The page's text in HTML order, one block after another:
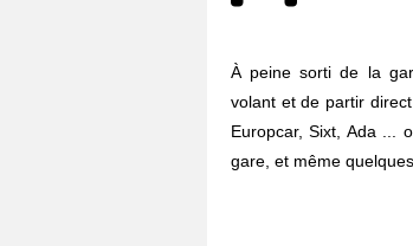
À peine sorti de la
volant et de partir
Europcar, Sixt, Ada ...
gare, et même